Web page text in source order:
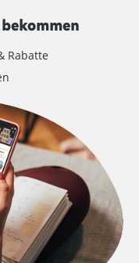
Rabatte